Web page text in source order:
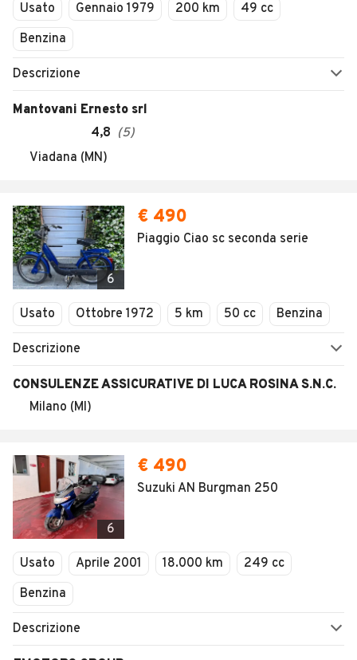
Usato Gennaio 1979 200 km
49 cc
Benzina
Descrizione
Mantovani Ernesto srl
4,8 (5)
Viadana (MN)
6
€ 490
Piaggio Ciao sc seconda serie
Usato Ottobre 1972 5 km 50 cc Benzina
Descrizione
CONSULENZE ASSICURATIVE DI LUCA ROSINA S.N.C.
Milano (MI)
6
€ 490
Suzuki AN Burgman 250
Usato Aprile 2001 18.000 km
249 cc
Benzina
Descrizione